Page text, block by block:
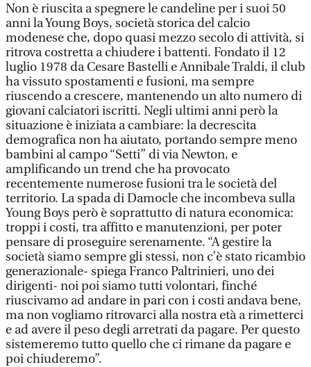
Non è riuscita a spegnere le candeline per i suoi 50
anni la Young Boys, società storica del calcio
modenese che, dopo quasi mezzo secolo di attività, si
ritrova costretta a chiudere i battenti. Fondato il 12
luglio 1978 da Cesare Bastelli e Annibale Traldi, il club
ha vissuto spostamenti e fusioni, ma sempre
riuscendo a crescere, mantenendo un alto numero di
giovani calciatori iscritti. Negli ultimi anni però la
situazione è iniziata a cambiare: la decrescita
demografica non ha aiutato, portando sempre meno
bambini al campo “Setti” di via Newton, e
amplificando un trend che ha provocato
recentemente numerose fusioni tra le società del
territorio. La spada di Damocle che incombeva sulla
Young Boys però è soprattutto di natura economica:
troppi i costi, tra affitto e manutenzioni, per poter
pensare di proseguire serenamente. “A gestire la
società siamo sempre gli stessi, non c’è stato ricambio
generazionale- spiega Franco Paltrinieri, uno dei
dirigenti- noi poi siamo tutti volontari, finché
riuscivamo ad andare in pari con i costi andava bene,
ma non vogliamo ritrovarci alla nostra età a rimetterci
e ad avere il peso degli arretrati da pagare. Per questo
sistemeremo tutto quello che ci rimane da pagare e
poi chiuderemo”.